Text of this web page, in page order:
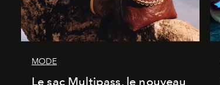
MODE
Le sac Multipass, le nouveau